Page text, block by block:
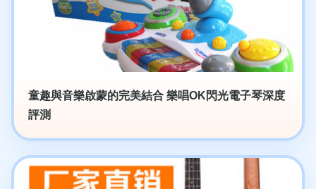
童趣與音樂啟蒙的完美結合 樂唱OK閃光電子琴深度
評測